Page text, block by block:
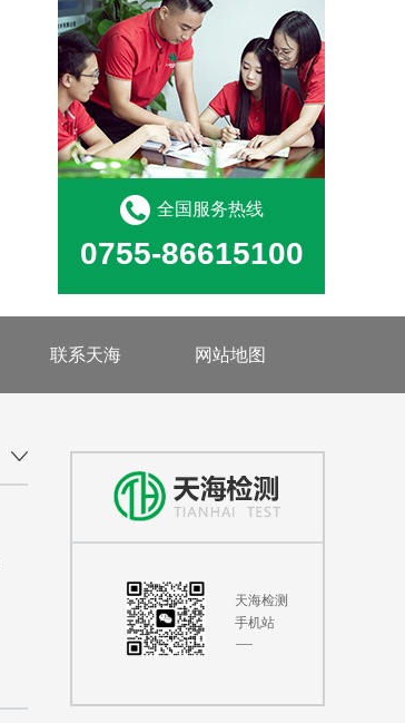
全国服务热线
0755-86615100
联系天海 网站地图
天海检测
手机站